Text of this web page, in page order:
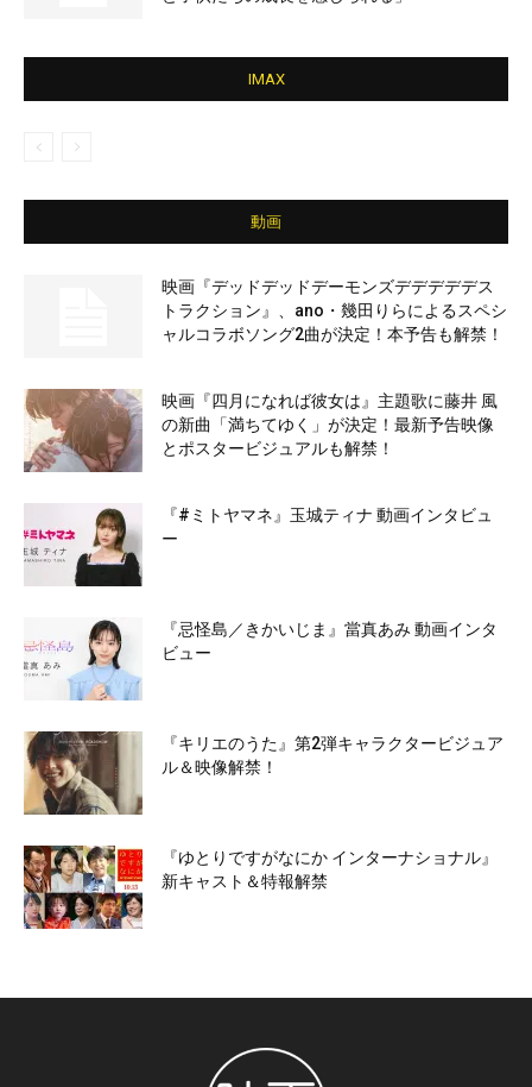
IMAX
動画
映画『デッドデッドデーモンズデデデデデス
トラクション』、ano・幾田りらによるスペシ
ャルコラボソング2曲が決定！本予告も解禁！
映画『四月になれば彼女は』主題歌に藤井 風
の新曲「満ちてゆく」が決定！最新予告映像
とポスタービジュアルも解禁！
『#ミトヤマネ』玉城ティナ 動画インタビュ
ー
『忌怪島／きかいじま』當真あみ 動画インタ
ビュー
『キリエのうた』第2弾キャラクタービジュア
ル＆映像解禁！
『ゆとりですがなにか インターナショナル』
新キャスト＆特報解禁